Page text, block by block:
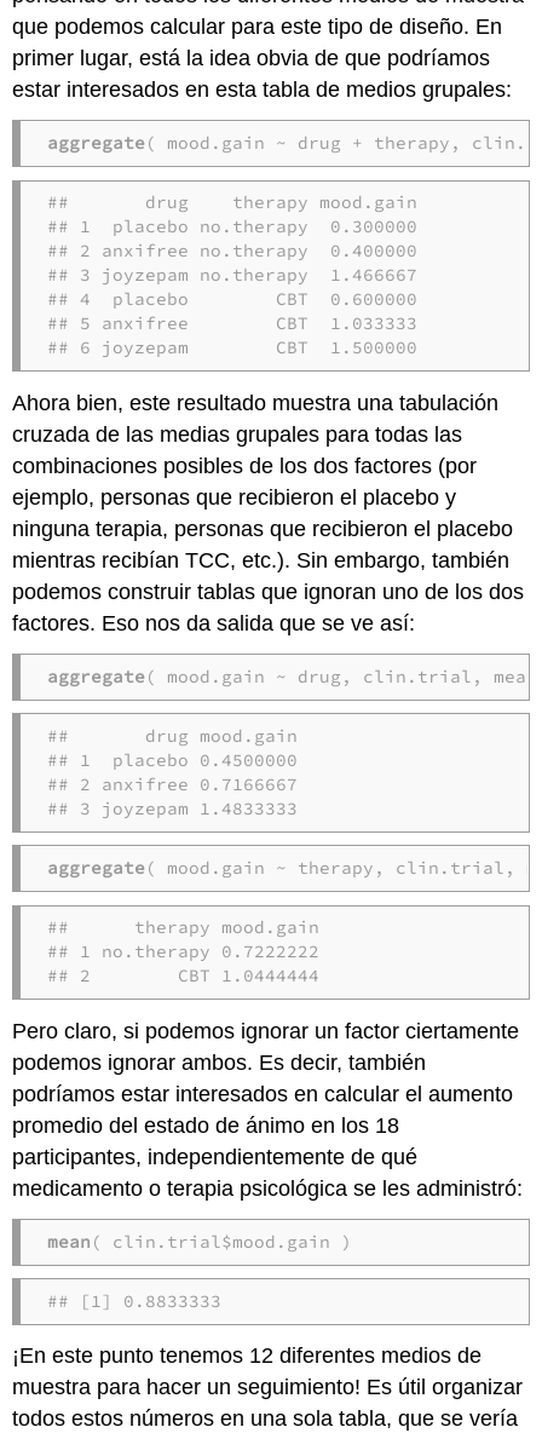
que podemos calcular para este tipo de diseño. En
primer lugar, está la idea obvia de que podríamos
estar interesados en esta tabla de medios grupales:
aggregate( mood.gain ~ drug + therapy,
##       drug    therapy mood.gain
## 1  placebo no.therapy  0.300000
## 2 anxifree no.therapy  0.400000
## 3 joyzepam no.therapy  1.466667
## 4  placebo        CBT  0.600000
## 5 anxifree        CBT  1.033333
## 6 joyzepam        CBT  1.500000
Ahora bien, este resultado muestra una tabulación
cruzada de las medias grupales para todas las
combinaciones posibles de los dos factores (por
ejemplo, personas que recibieron el placebo y
ninguna terapia, personas que recibieron el placebo
mientras recibían TCC, etc.). Sin embargo, también
podemos construir tablas que ignoran uno de los dos
factores. Eso nos da salida que se ve así:
aggregate( mood.gain ~ drug, clin.trial,
##       drug mood.gain
## 1  placebo 0.4500000
## 2 anxifree 0.7166667
## 3 joyzepam 1.4833333
aggregate( mood.gain ~ therapy, clin.trial,
##      therapy mood.gain
## 1 no.therapy 0.7222222
## 2        CBT 1.0444444
Pero claro, si podemos ignorar un factor ciertamente
podemos ignorar ambos. Es decir, también
podríamos estar interesados en calcular el aumento
promedio del estado de ánimo en los 18
participantes, independientemente de qué
medicamento o terapia psicológica se les administró:
mean ( clin.trial$mood.gain )
## [1] 0.8833333
¡En este punto tenemos 12 diferentes medios de
muestra para hacer un seguimiento! Es útil organizar
todos estos números en una sola tabla, que se vería